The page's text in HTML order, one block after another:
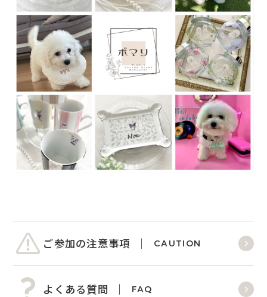
ご参加の注意事項 CAUTION
よくある質問 FAQ